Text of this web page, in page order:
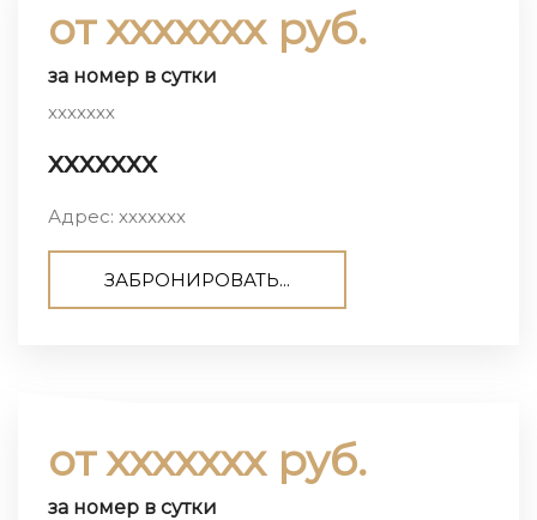
от ххххххх руб.
за номер в сутки
ххххххх
ххххххх
Адрес: ххххххх
ЗАБРОНИРОВАТЬ...
от ххххххх руб.
за номер в сутки